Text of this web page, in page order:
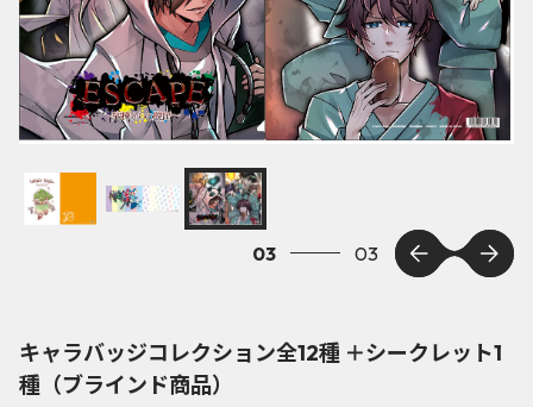
03 03
キャラバッジコレクション全12種 ＋シークレット1
種（ブラインド商品）